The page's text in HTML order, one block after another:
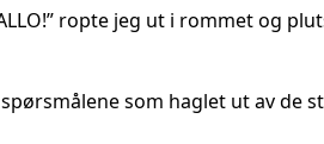
ropte jeg ut i rommet og
som haglet ut av de